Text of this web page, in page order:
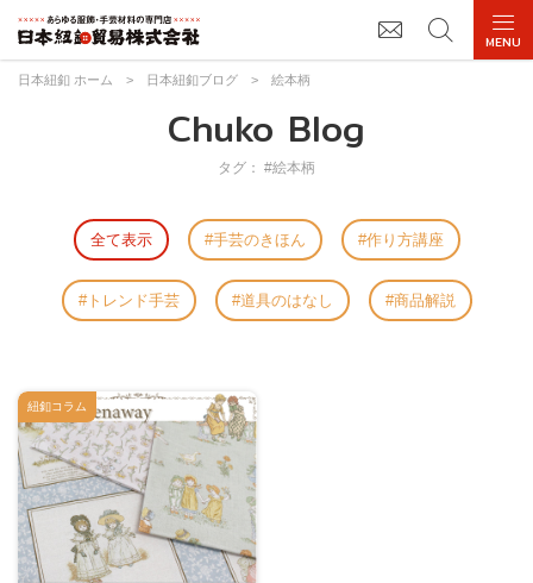
日本紐釦 ホーム > 日本紐釦ブログ > 絵本柄
Chuko Blog
タグ： #絵本柄
全て表示 手芸のきほん 作り方講座
トレンド手芸 道具のはなし 商品解説
紐釦コラム